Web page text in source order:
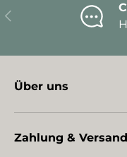
Vorherige
Über uns
Zahlung & Versand